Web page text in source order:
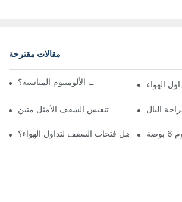
مقالات مقترحة
كيف تختار شبكة تهوية باب الألومنيوم المناسبة؟
الهواء
تنفيس السقف الأمثل متين البال
ما هي أفضل فتحات السقف لتداول الهواء؟